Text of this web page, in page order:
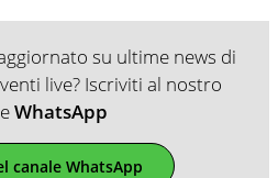
su ultime news di
live? Iscriviti al nostro
WhatsApp
canale WhatsApp